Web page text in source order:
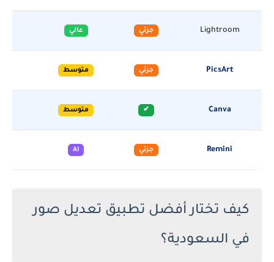
Lightroom جزئي عالي
PicsArt جزئي متوسط
Canva
✔ متوسط
Remini جزئي AI
كيف تختار أفضل تطبيق تعديل صور
في السعودية؟